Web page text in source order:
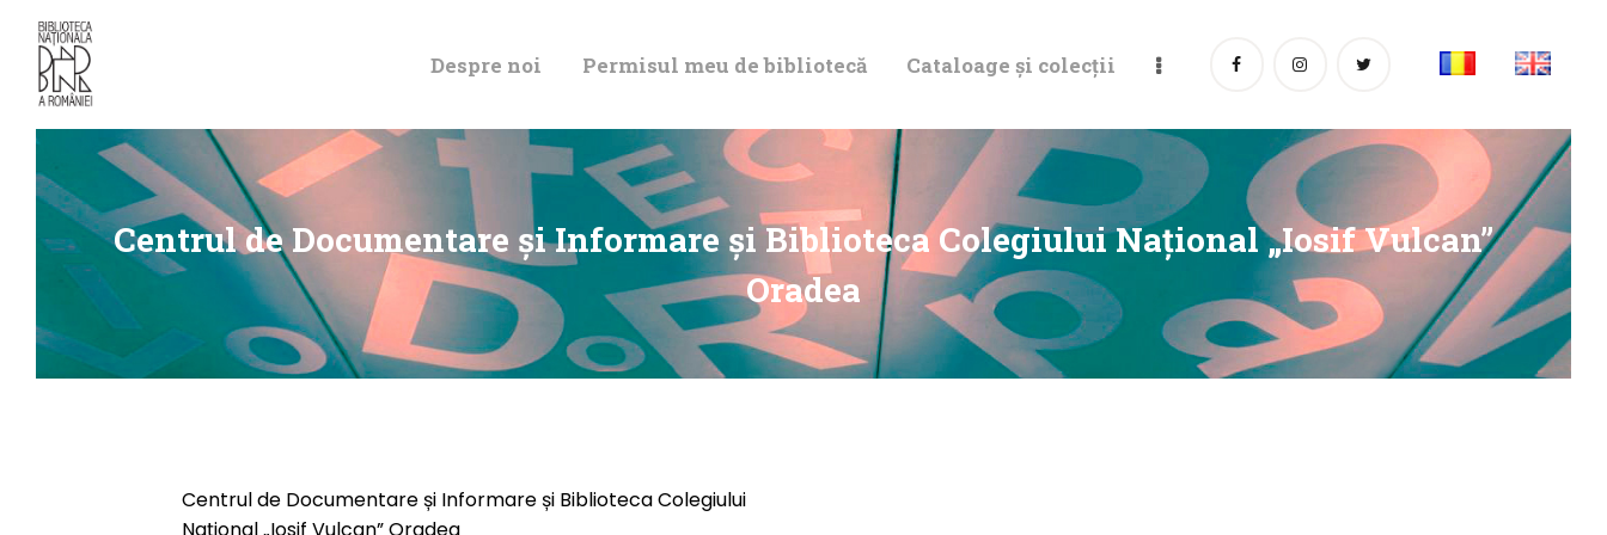
Despre noi Permisul meu de bibliotecă Cataloage și colecții
Centrul de Documentare și Informare și Biblioteca Colegiului Național „Iosif Vulcan”
Oradea
DE BIBLIOTECĂ
CATALOAGE ȘI
COLECȚII
BIBLIOTECA
EVENIMENTE
Centrul de Documentare și Informare și Biblioteca Colegiului